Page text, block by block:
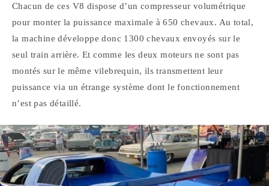
Chacun de ces V8 dispose d’un compresseur volumétrique
pour monter la puissance maximale à 650 chevaux. Au total,
la machine développe donc 1300 chevaux envoyés sur le
seul train arrière. Et comme les deux moteurs ne sont pas
montés sur le même vilebrequin, ils transmettent leur
puissance via un étrange système dont le fonctionnement
n’est pas détaillé.